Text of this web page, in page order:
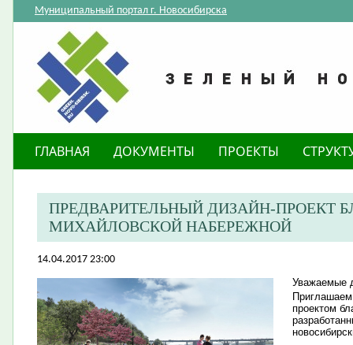
Муниципальный портал г. Новосибирска
ГЛАВНАЯ ДОКУМЕНТЫ ПРОЕКТЫ
ПРЕДВАРИТЕЛЬНЫЙ ДИЗАЙН-ПРОЕКТ
МИХАЙЛОВСКОЙ НАБЕРЕЖНОЙ
14.04.2017 23:00
Уважаемые
проектом